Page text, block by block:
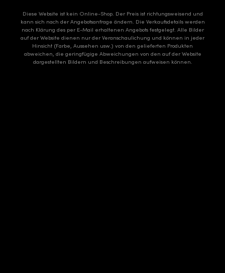
Diese Website ist kein Online-Shop. Der Preis ist richtungsweisend und
kann sich nach der Angebotsanfrage ändern. Die Verkaufsdetails werden
nach Klärung des per E-Mail erhaltenen Angebots festgelegt. Alle Bilder
auf der Website dienen nur der Veranschaulichung und können in jeder
Hinsicht (Farbe, Aussehen usw.) von den gelieferten Produkten
abweichen, die geringfügige Abweichungen von den auf der Website
dargestellten Bildern und Beschreibungen aufweisen können.